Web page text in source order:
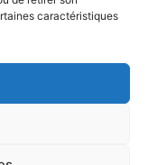
caractéristiques